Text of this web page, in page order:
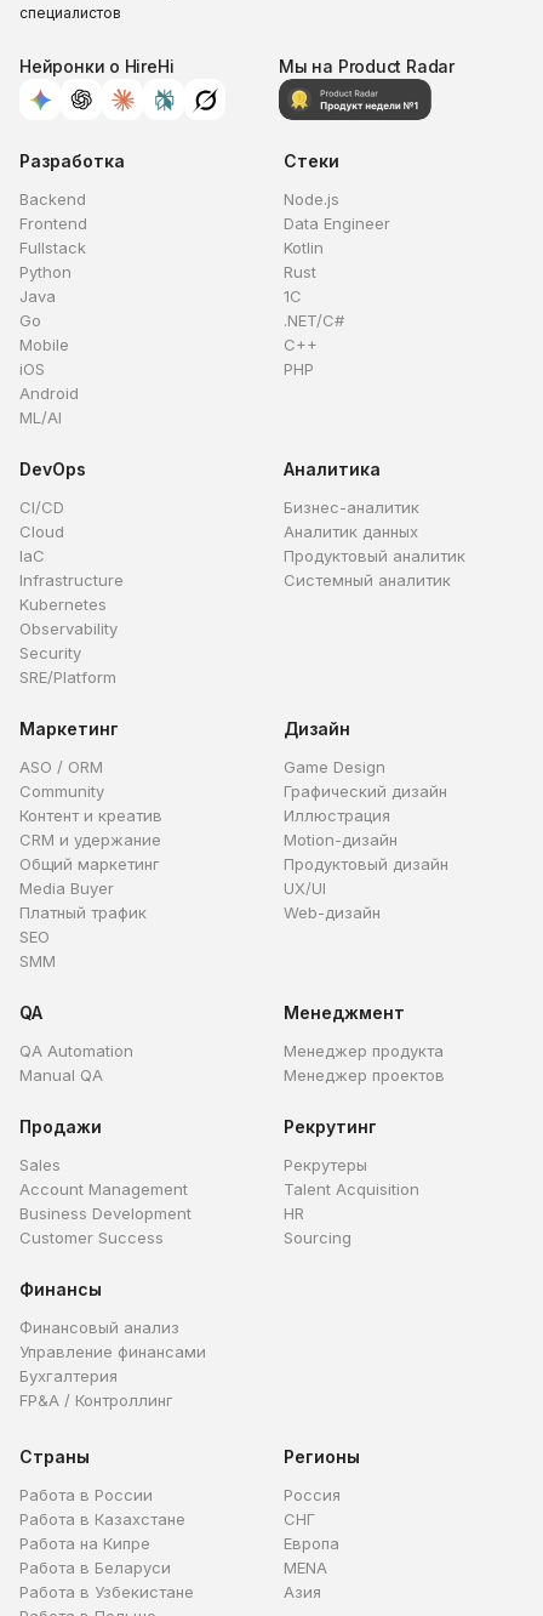
специалистов
Нейронки о HireHi Мы на Product Radar
Разработка
Backend
Frontend
Fullstack
Python
Java
Go
Mobile
iOS
Android
ML/AI
Стеки
Node.js
Data Engineer
Kotlin
Rust
1C
.NET/C#
C++
PHP
DevOps
CI/CD
Cloud
IaC
Infrastructure
Kubernetes
Observability
Security
SRE/Platform
Аналитика
Бизнес-аналитик
Аналитик данных
Продуктовый аналитик
Системный аналитик
Маркетинг
ASO / ORM
Community
Контент и креатив
CRM и удержание
Общий маркетинг
Media Buyer
Платный трафик
SEO
SMM
Дизайн
Game Design
Графический дизайн
Иллюстрация
Motion-дизайн
Продуктовый дизайн
UX/UI
Web-дизайн
QA
QA Automation
Manual QA
Менеджмент
Менеджер продукта
Менеджер проектов
Продажи
Sales
Account Management
Business Development
Customer Success
Рекрутинг
Рекрутеры
Talent Acquisition
HR
Sourcing
Финансы
Финансовый анализ
Управление финансами
Бухгалтерия
FP&A / Контроллинг
Страны
Работа в России
Работа в Казахстане
Работа на Кипре
Работа в Беларуси
Работа в Узбекистане
Регионы
Россия
СНГ
Европа
MENA
Азия